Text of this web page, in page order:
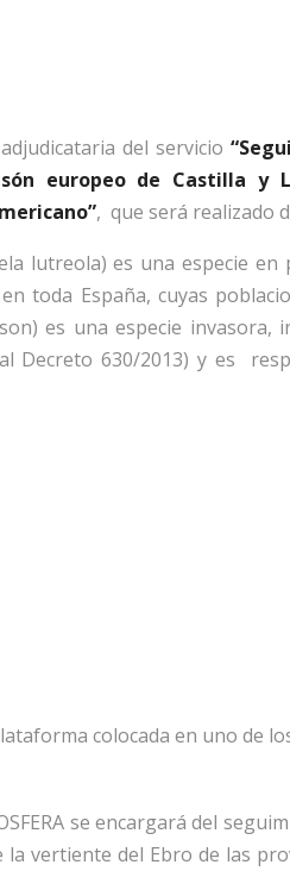
del servicio
europeo de Castilla y
, que será realizado
lutreola) es una especie
toda España, cuyas
es una especie invasora,
Decreto 630/2013) y es
colocada en uno de
se encargará del
la vertiente del Ebro de las